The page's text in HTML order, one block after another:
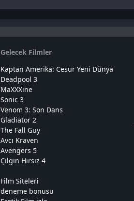
Gelecek Filmler
Kaptan Amerika: Cesur Yeni Dünya
Deadpool 3
MaXXXine
Sonic 3
Venom 3: Son Dans
Gladiator 2
The Fall Guy
Avcı Kraven
Avengers 5
Çılgın Hırsız 4
Film Siteleri
deneme bonusu